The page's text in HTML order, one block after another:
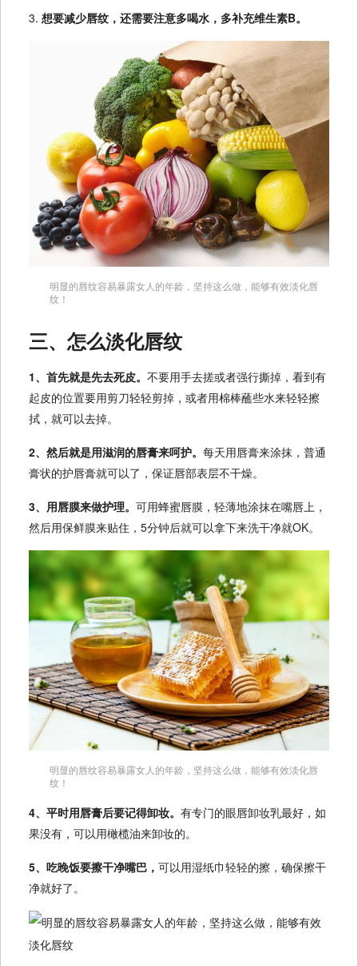
3. 想要减少唇纹，还需要注意多喝水，多补充维生素B。
明显的唇纹容易暴露女人的年龄，坚持这么做，能够有效淡化唇
纹！
三、怎么淡化唇纹
1、首先就是先去死皮。 不要用手去搓或者强行撕掉，看到有
起皮的位置要用剪刀轻轻剪掉，或者用棉棒蘸些水来轻轻擦
拭，就可以去掉。
2、然后就是用滋润的唇膏来呵护。 每天用唇膏来涂抹，普通
膏状的护唇膏就可以了，保证唇部表层不干燥。
3、用唇膜来做护理。 可用蜂蜜唇膜，轻薄地涂抹在嘴唇上，
然后用保鲜膜来贴住，5分钟后就可以拿下来洗干净就OK。
明显的唇纹容易暴露女人的年龄，坚持这么做，能够有效淡化唇
纹！
4、平时用唇膏后要记得卸妆。 有专门的眼唇卸妆乳最好，如
果没有，可以用橄榄油来卸妆的。
5、吃晚饭要擦干净嘴巴， 可以用湿纸巾轻轻的擦，确保擦干
净就好了。